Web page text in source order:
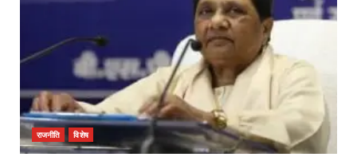
राजनीति विशेष